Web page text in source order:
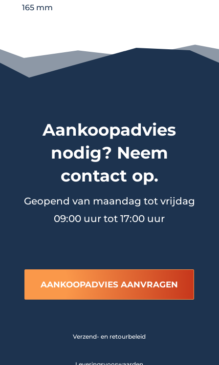
165 mm
Aankoopadvies
nodig? Neem
contact op.
Geopend van maandag tot vrijdag
09:00 uur tot 17:00 uur
AANKOOPADVIES AANVRAGEN
Verzend- en retourbeleid